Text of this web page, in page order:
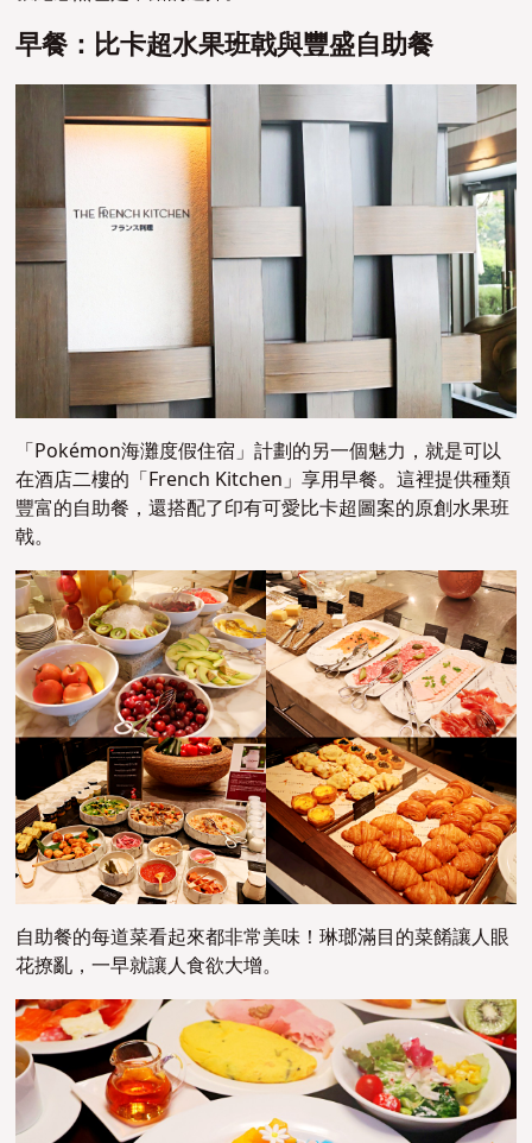
早餐：比卡超水果班戟與豐盛自助餐
「Pokémon海灘度假住宿」計劃的另一個魅力，就是可以
在酒店二樓的「French Kitchen」享用早餐。這裡提供種類
豐富的自助餐，還搭配了印有可愛比卡超圖案的原創水果班
戟。
自助餐的每道菜看起來都非常美味！琳瑯滿目的菜餚讓人眼
花撩亂，一早就讓人食欲大增。